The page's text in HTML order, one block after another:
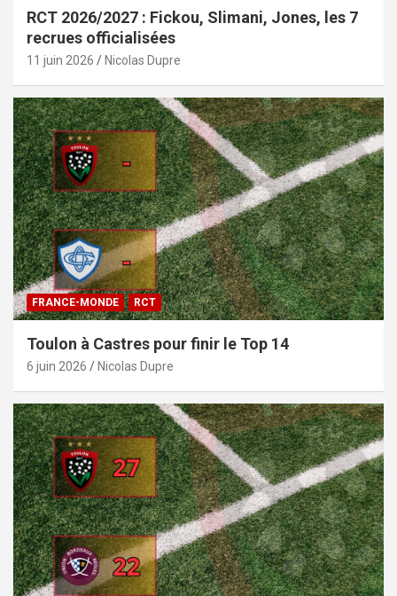
RCT 2026/2027 : Fickou, Slimani, Jones, les 7
recrues officialisées
11 juin 2026 Nicolas Dupre
FRANCE-MONDE RCT
Toulon à Castres pour finir le Top 14
6 juin 2026 Nicolas Dupre